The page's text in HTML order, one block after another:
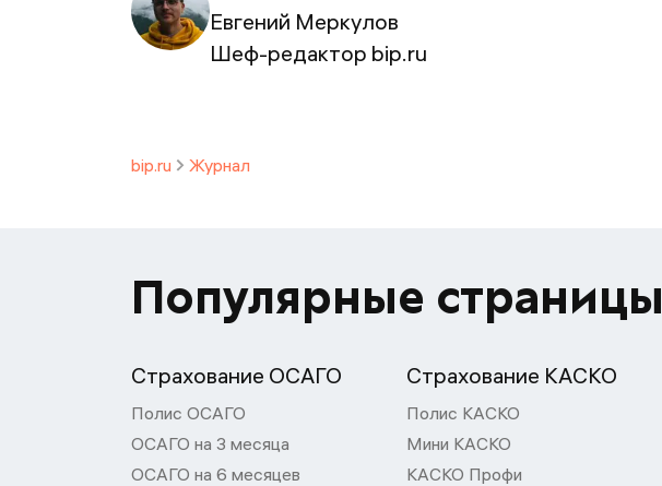
Евгений Меркулов
Шеф-редактор bip.ru
bip.ru Журнал
Популярные страницы
Страхование ОСАГО
Полис ОСАГО
ОСАГО на 3 месяца
ОСАГО на 6 месяцев
Страхование КАСКО
Полис КАСКО
Мини КАСКО
КАСКО Профи